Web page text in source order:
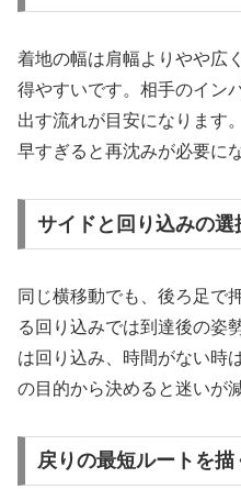
着地の幅は肩幅よりやや広
得やすいです。相手のイン
出す流れが目安になります
早すぎると再沈みが必要に
サイドと回り込みの選
同じ横移動でも、後ろ足で
る回り込みでは到達後の姿
は回り込み、時間がない時
の目的から決めると迷いが
戻りの最短ルートを描